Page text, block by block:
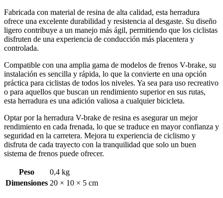
Fabricada con material de resina de alta calidad, esta herradura
ofrece una excelente durabilidad y resistencia al desgaste. Su diseño
ligero contribuye a un manejo más ágil, permitiendo que los ciclistas
disfruten de una experiencia de conducción más placentera y
controlada.
Compatible con una amplia gama de modelos de frenos V-brake, su
instalación es sencilla y rápida, lo que la convierte en una opción
práctica para ciclistas de todos los niveles. Ya sea para uso recreativo
o para aquellos que buscan un rendimiento superior en sus rutas,
esta herradura es una adición valiosa a cualquier bicicleta.
Optar por la herradura V-brake de resina es asegurar un mejor
rendimiento en cada frenada, lo que se traduce en mayor confianza y
seguridad en la carretera. Mejora tu experiencia de ciclismo y
disfruta de cada trayecto con la tranquilidad que solo un buen
sistema de frenos puede ofrecer.
Peso
0,4 kg
Dimensiones 20 × 10 × 5 cm